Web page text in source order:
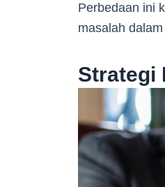
Perbedaan ini
masalah
Strategi